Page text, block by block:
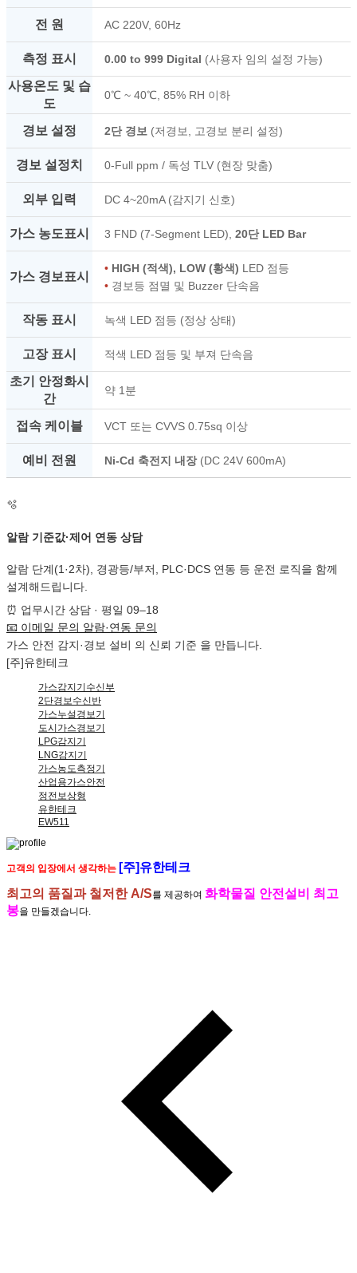
전 원 AC 220V, 60Hz
측정 표시 0.00 to 999 Digital (사용자 임의 설정 가능)
사용온도 및 습
도
0℃ ~ 40℃, 85% RH 이하
경보 설정 2단 경보 (저경보, 고경보 분리 설정)
경보 설정치 0-Full ppm / 독성 TLV (현장 맞춤)
외부 입력 DC 4~20mA (감지기 신호)
가스 농도표시 3 FND (7-Segment LED), 20단 LED Bar
가스 경보표시
• HIGH (적색), LOW (황색) LED 점등
• 경보등 점멸 및 Buzzer 단속음
작동 표시 녹색 LED 점등 (정상 상태)
고장 표시 적색 LED 점등 및 부져 단속음
초기 안정화시
간
약 1분
접속 케이블 VCT 또는 CVVS 0.75sq 이상
예비 전원 Ni-Cd 축전지 내장(DC 24V 600mA)
🫧
알람 기준값·제어 연동 상담
알람 단계(1·2차), 경광등/부저, PLC·DCS 연동 등 운전 로직을 함께
설계해드립니다.
⏰ 업무시간 상담 · 평일 09–18
📧 이메일 문의 알람·연동 문의
가스 안전 감지·경보 설비 의 신뢰 기준 을 만듭니다.
[주]유한테크
가스감지기수신부
2단경보수신반
가스누설경보기
도시가스경보기
LPG감지기
LNG감지기
가스농도측정기
산업용가스안전
정전보상형
유한테크
EW511
고객의 입장에서 생각하는 [주]유한테크
최고의 품질과 철저한 A/S를 제공하여 화학물질 안전설비 최고
봉을 만들겠습니다.